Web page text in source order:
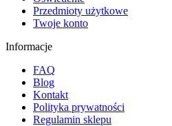
Przedmioty użytkowe
Twoje konto
Informacje
FAQ
Blog
Kontakt
Polityka prywatności
Regulamin sklepu